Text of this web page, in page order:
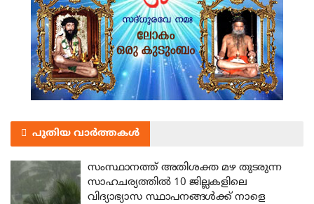
പുതിയ വാർത്തകൾ
സംസ്ഥാനത്ത് അതിശക്ത മഴ തുടരുന്ന
സാഹചര്യത്തിൽ 10 ജില്ലകളിലെ
വിദ്യാഭ്യാസ സ്ഥാപനങ്ങൾക്ക് നാളെ